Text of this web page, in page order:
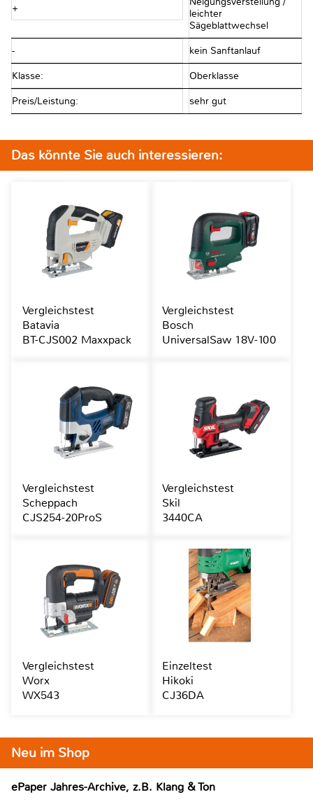
+
leichter
Sägeblattwechsel
- kein Sanftanlauf
Klasse: Oberklasse
Preis/Leistung: sehr gut
Neu im Shop
ePaper Jahres-Archive, z.B. Klang & Ton
Das könnte Sie auch interessieren:
Vergleichstest
Batavia
BT-CJS002 Maxxpack
Vergleichstest
Bosch
UniversalSaw 18V-100
Vergleichstest
Scheppach
CJS254-20ProS
Vergleichstest
Skil
3440CA
Vergleichstest
Worx
WX543
Einzeltest
Hikoki
CJ36DA